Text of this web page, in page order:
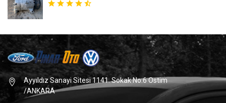
Ayyıldız Sanayi Sitesi 1141. Sokak No:6 Ostim
/ANKARA